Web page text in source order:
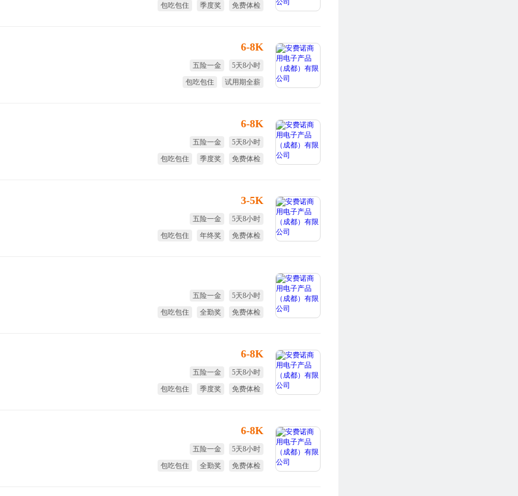
包吃包住
季度奖
免费体检
6-8K
五险一金
5天8小时
包吃包住
试用期全薪
6-8K
五险一金
5天8小时
包吃包住
季度奖
免费体检
3-5K
五险一金
5天8小时
包吃包住
年终奖
免费体检
五险一金
5天8小时
包吃包住
全勤奖
免费体检
6-8K
五险一金
5天8小时
包吃包住
季度奖
免费体检
6-8K
五险一金
5天8小时
包吃包住
全勤奖
免费体检